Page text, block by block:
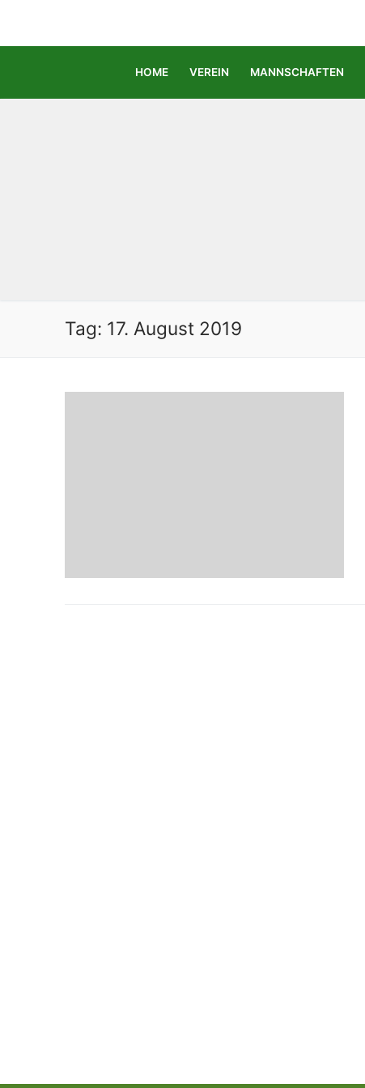
springen
HOME VEREIN MANNSCHAFTEN
Tag: 17. August 2019